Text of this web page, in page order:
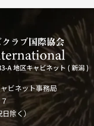
ビネット事務局
日除く）